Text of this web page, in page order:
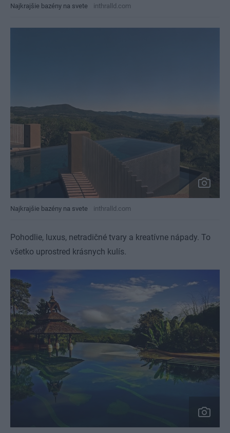
Najkrajšie bazény na svete inthralld.com
Najkrajšie bazény na svete inthralld.com
Pohodlie, luxus, netradičné tvary a kreatívne nápady. To
všetko uprostred krásnych kulís.